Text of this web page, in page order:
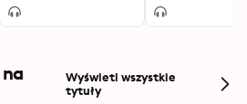
Wyświetl wszystkie
tytuły